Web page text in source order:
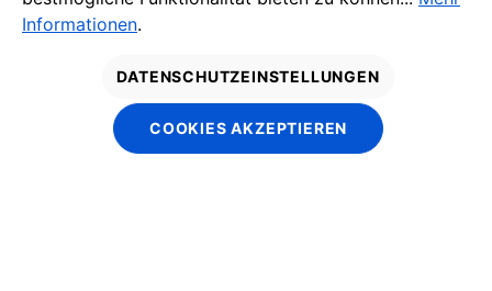
Informationen.
DATENSCHUTZEINSTELLUNGEN
COOKIES AKZEPTIEREN